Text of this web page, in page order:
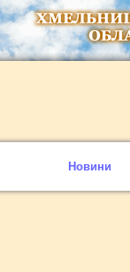
Новини